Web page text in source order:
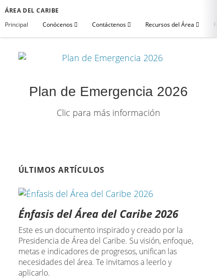
ÁREA DEL CARIBE
Principal
Conócenos Contáctenos Recursos del Área
Plan de Emergencia 2026
Clic para más información
ÚLTIMOS ARTÍCULOS
Énfasis del Área del Caribe 2026
Este es un documento inspirado y creado por la
Presidencia de Área del Caribe. Su visión, enfoque,
metas e indicadores de progresos, unifican las
necesidades del área. Te invitamos a leerlo y
aplicarlo.